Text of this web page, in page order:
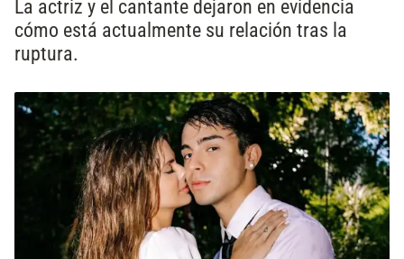
La actriz y el cantante dejaron en evidencia
cómo está actualmente su relación tras la
ruptura.